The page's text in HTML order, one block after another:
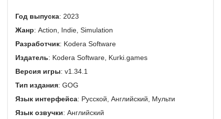
Год выпуска: 2023
Жанр: Action, Indie, Simulation
Разработчик: Kodera Software
Издатель: Kodera Software, Kurki.games
Версия игры: v1.34.1
Тип издания: GOG
Язык интерфейса: Русской, Английский, Мульти
Язык озвучки: Английский